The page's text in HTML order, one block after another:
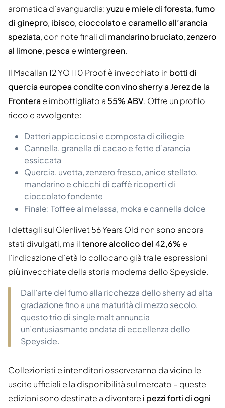
aromatica d’avanguardia:yuzu e miele di foresta,fumo
di ginepro, ibisco,cioccolatoecaramello all’arancia
speziata, con note finali di mandarino bruciato,zenzero
al limone, pesca ewintergreen.
Il Macallan 12 YO 110 Proof è invecchiato in botti di
quercia europea condite con vino sherry a Jerez de la
Frontera e imbottigliato a 55% ABV. Offre un profilo
ricco e avvolgente:
Datteri appiccicosi e composta di ciliegie
Cannella, granella di cacao e fette d’arancia
essiccata
Quercia, uvetta, zenzero fresco, anice stellato,
mandarino e chicchi di caffè ricoperti di
cioccolato fondente
Finale: Toffee al melassa, moka e cannella dolce
I dettagli sul Glenlivet 56 Years Old non sono ancora
stati divulgati, ma iltenore alcolico del 42,6% e
l’indicazione d’età lo collocano già tra le espressioni
più invecchiate della storia moderna dello Speyside.
Dall’arte del fumo alla ricchezza dello sherry ad alta
gradazione fino a una maturità di mezzo secolo,
questo trio di single malt annuncia
un’entusiasmante ondata di eccellenza dello
Speyside.
Collezionisti e intenditori osserveranno da vicino le
uscite ufficiali e la disponibilità sul mercato – queste
edizioni sono destinate a diventare i pezzi forti di ogni